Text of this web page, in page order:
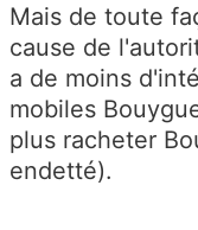
Mais de toute
cause de
a de moins
mobiles
plus racheter
endetté).